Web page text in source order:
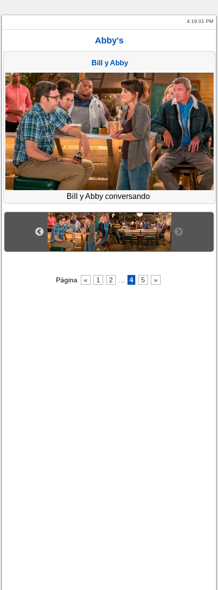
4:19:01 PM
Abby's
Bill y Abby
Bill y Abby conversando
Página « 1 2 4 5 »